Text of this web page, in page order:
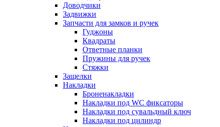
Доводчики
Задвижки
Запчасти для замков и ручек
Гуджоны
Квадраты
Ответные планки
Пружины для ручек
Стяжки
Защелки
Накладки
Броненакладки
Накладки под WC фиксаторы
Накладки под сувальдный ключ
Накладки под цилиндр